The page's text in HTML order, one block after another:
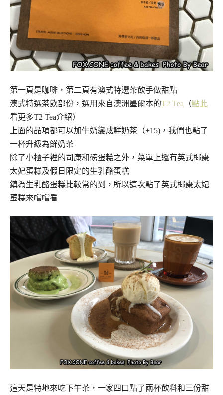
第一頁是咖啡，第二頁有澳式特選茶飲手做甜點
澳式特選茶飲部份，選用來自澳洲墨爾本的T2 Tea （點此
看更多T2 Tea介紹）
上面的品項都可以加牛奶變成鮮奶茶（+15)，我們也點了
一杯升級為鮮奶茶
除了小櫃子裡的司康和磅蛋糕之外，菜單上還有英式椰棗
太妃蛋糕及假日限定的生乳酪蛋糕
鎮為生乳酪蛋糕比較常的到，所以這次點了英式椰棗太妃
蛋糕來嚐嚐看
這天是特地來吃下午茶，一家四口點了兩杯飲料和三份甜